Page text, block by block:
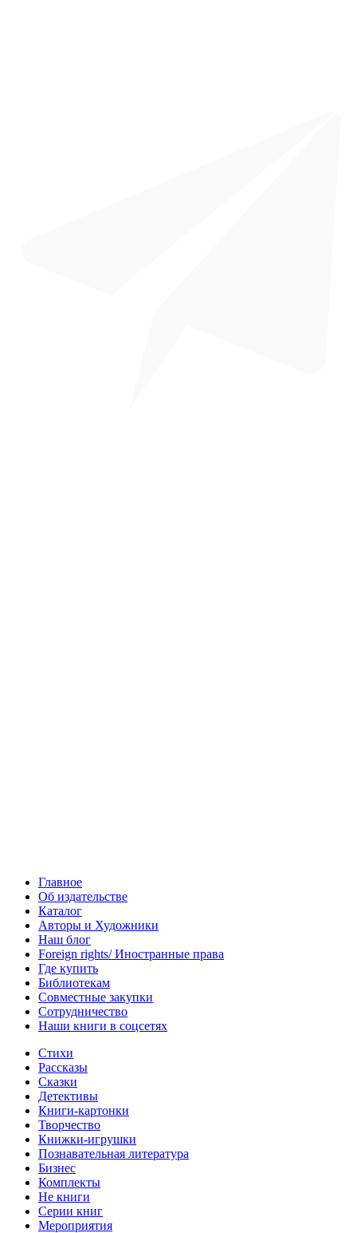
Главное
Об издательстве
Каталог
Авторы и Художники
Наш блог
Foreign rights/ Иностранные права
Где купить
Библиотекам
Совместные закупки
Сотрудничество
Наши книги в соцсетях
Стихи
Рассказы
Сказки
Детективы
Книги-картонки
Творчество
Книжки-игрушки
Познавательная литература
Бизнес
Комплекты
Не книги
Серии книг
Мероприятия